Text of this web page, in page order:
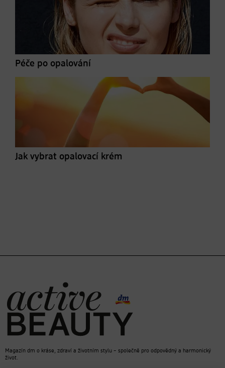
Péče po opalování
Jak vybrat opalovací krém
Magazín dm o kráse, zdraví a životním stylu – společně pro odpovědný a harmonický
život.